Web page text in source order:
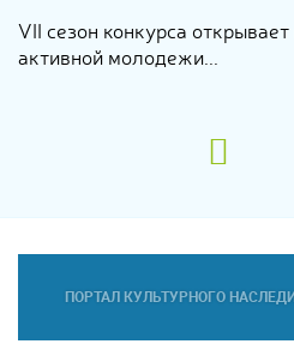
VII сезон конкурса
активной молодежи...